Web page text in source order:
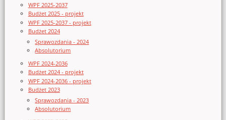
WPF 2025-2037
Budżet 2025 - projekt
WPF 2025-2037 - projekt
Budżet 2024
Sprawozdania - 2024
Absolutorium
WPF 2024-2036
Budżet 2024 - projekt
WPF 2024-2036 - projekt
Budżet 2023
Sprawozdania - 2023
Absolutorium